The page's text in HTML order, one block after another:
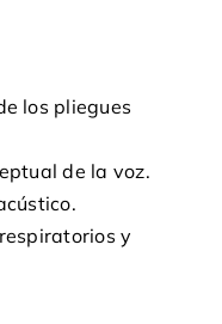
los pliegues
de la voz.
y